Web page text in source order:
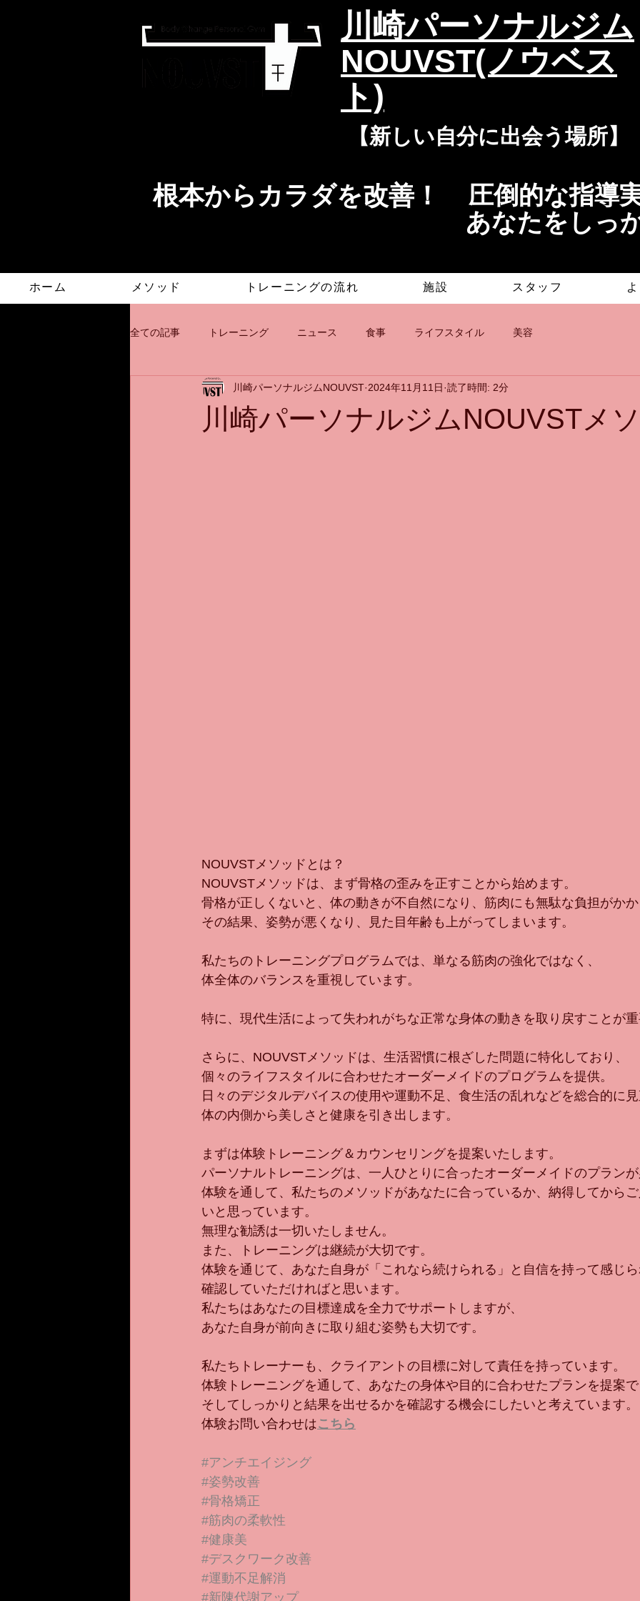
​川崎パーソナルジム
NOUVST(ノウベス
ト)
​​【新しい自分に出会う場所】
​根本からカラダを改善！​​
圧倒的な指導
あなたをしっ
ホーム メソッド トレーニングの流れ 施設 スタッフ
全ての記事 トレーニング ニュース 食事 ライフスタイル 美容
川崎パーソナルジムNOUVSTメ
川崎パーソナルジムNOUVST 2024年11月11日 読了時間: 2分
NOUVSTメソッドとは？
NOUVSTメソッドは、まず骨格の歪みを正すことから始めます。
骨格が正しくないと、体の動きが不自然になり、筋肉にも無駄な負担がか
その結果、姿勢が悪くなり、見た目年齢も上がってしまいます。
私たちのトレーニングプログラムでは、単なる筋肉の強化ではなく、
体全体のバランスを重視しています。
特に、現代生活によって失われがちな正常な身体の動きを取り戻すことが
さらに、NOUVSTメソッドは、生活習慣に根ざした問題に特化しており、
個々のライフスタイルに合わせたオーダーメイドのプログラムを提供。
日々のデジタルデバイスの使用や運動不足、食生活の乱れなどを総合的に
体の内側から美しさと健康を引き出します。
まずは体験トレーニング＆カウンセリングを提案いたします。
パーソナルトレーニングは、一人ひとりに合ったオーダーメイドのプラン
体験を通して、私たちのメソッドがあなたに合っているか、納得してから
いと思っています。
無理な勧誘は一切いたしません。
また、トレーニングは継続が大切です。
体験を通じて、あなた自身が「これなら続けられる」と自信を持って感じ
確認していただければと思います。
私たちはあなたの目標達成を全力でサポートしますが、
あなた自身が前向きに取り組む姿勢も大切です。
私たちトレーナーも、クライアントの目標に対して責任を持っています。
体験トレーニングを通して、あなたの身体や目的に合わせたプランを提案
そしてしっかりと結果を出せるかを確認する機会にしたいと考えています。
体験お問い合わせはこちら
#アンチエイジング
#姿勢改善
#骨格矯正
#筋肉の柔軟性
#健康美
#デスクワーク改善
#運動不足解消
#新陳代謝アップ